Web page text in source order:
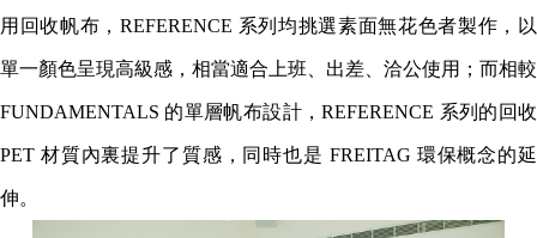
用回收帆布，REFERENCE 系列均挑選素面無花色者製作，以
單一顏色呈現高級感，相當適合上班、出差、洽公使用；而相較
FUNDAMENTALS 的單層帆布設計，REFERENCE 系列的回收
PET 材質內裏提升了質感，同時也是 FREITAG 環保概念的延
伸。